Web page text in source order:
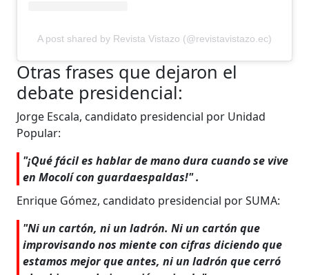
A post shared by Revista Vistazo (@revistavistazo.ec)
Otras frases que dejaron el
debate presidencial:
Jorge Escala, candidato presidencial por Unidad
Popular:
"¡Qué fácil es hablar de mano dura cuando se vive
en Mocolí con guardaespaldas!" .
Enrique Gómez, candidato presidencial por SUMA:
"Ni un cartón, ni un ladrón. Ni un cartón que
improvisando nos miente con cifras diciendo que
estamos mejor que antes, ni un ladrón que cerró